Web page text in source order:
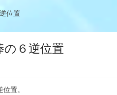
位置
６逆位置
置。